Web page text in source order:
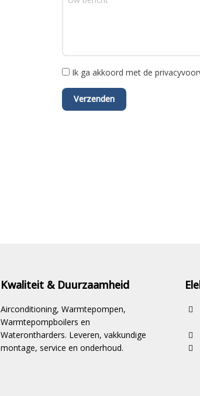
Ik ga akkoord met de
Kwaliteit & Duurzaamheid
Airconditioning, Warmtepompen,
Warmtepompboilers en
Waterontharders. Leveren, vakkundige
montage, service en onderhoud.